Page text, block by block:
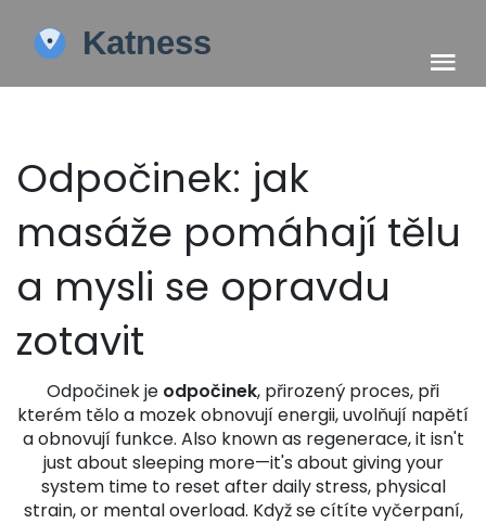
Odpočinek: jak
masáže pomáhají tělu
a mysli se opravdu
zotavit
Odpočinek je odpočinek, přirozený proces, při
kterém tělo a mozek obnovují energii, uvolňují napětí
a obnovují funkce. Also known as regenerace, it isn't
just about sleeping more—it's about giving your
system time to reset after daily stress, physical
strain, or mental overload. Když se cítíte vyčerpaní,